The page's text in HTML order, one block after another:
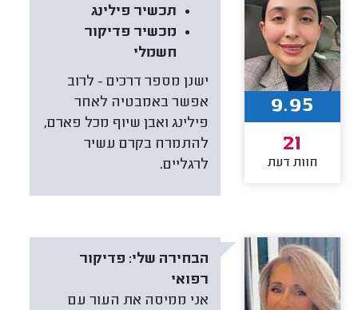
תכשיר פילינג
מכשיר פדיקור
חשמלי
ישנן מספר דרכים - לרוב
אפשר באמבטיה לאחר
פילינג ואבן שיוף מכל פארם,
להתמרח בקרם עשיר
לרגליים.
9.95
21
חוות דעת
הבחירה שלי: פדיקור
רפואי
אני ממיסה את העור עם